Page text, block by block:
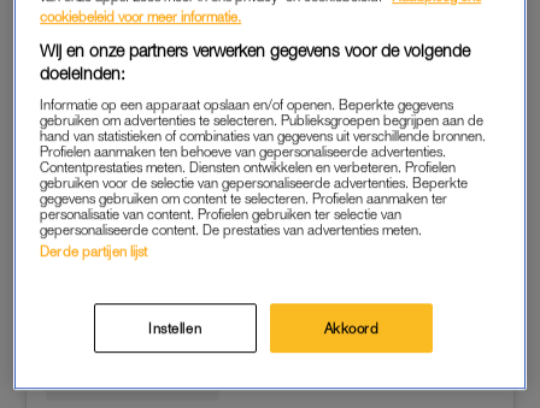
Dit bericht op Instagram bekijken
cookiebeleid voor meer informatie.
Wij en onze partners verwerken gegevens voor de volgende
doeleinden:
Informatie op een apparaat opslaan en/of openen. Beperkte gegevens
gebruiken om advertenties te selecteren. Publieksgroepen begrijpen aan de
hand van statistieken of combinaties van gegevens uit verschillende bronnen.
Profielen aanmaken ten behoeve van gepersonaliseerde advertenties.
Contentprestaties meten. Diensten ontwikkelen en verbeteren. Profielen
gebruiken voor de selectie van gepersonaliseerde advertenties. Beperkte
gegevens gebruiken om content te selecteren. Profielen aanmaken ter
personalisatie van content. Profielen gebruiken ter selectie van
gepersonaliseerde content. De prestaties van advertenties meten.
Derde partijen lijst
Instellen Akkoord